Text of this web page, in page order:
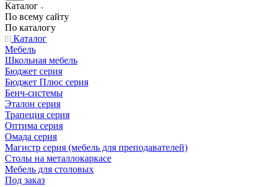
Каталог
По всему сайту
По каталогу
Каталог
Мебель
Школьная мебель
Бюджет серия
Бюджет Плюс серия
Бенч-системы
Эталон серия
Трапеция серия
Оптима серия
Омада серия
Магистр серия (мебель для преподавателей)
Столы на металлокаркасе
Мебель для столовых
Под заказ